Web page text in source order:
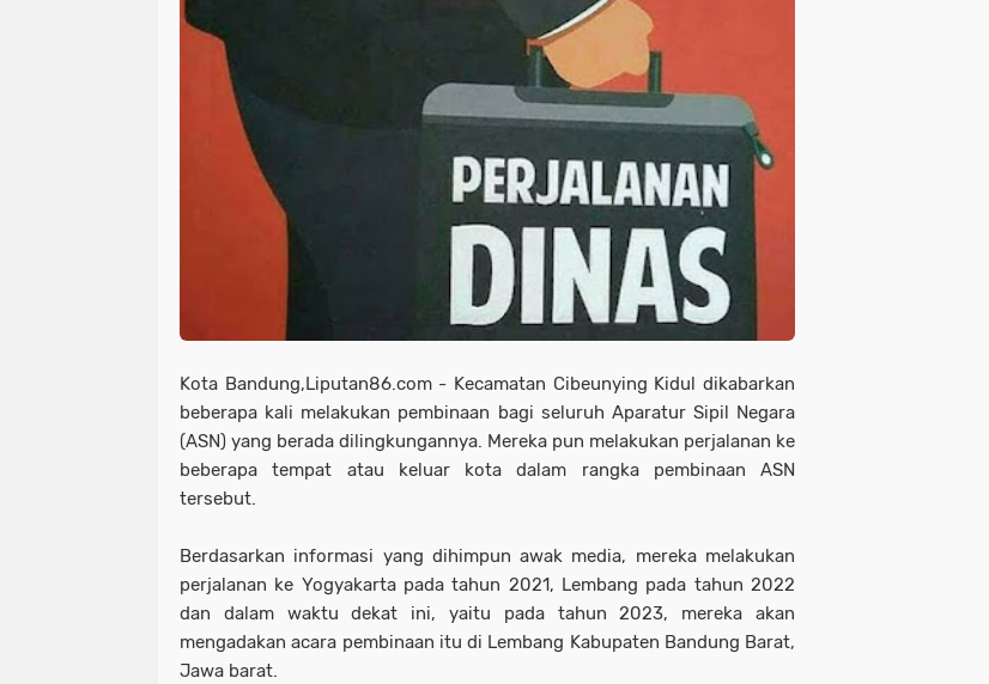
Kota Bandung,Liputan86.com - Kecamatan Cibeunying Kidul dikabarkan
beberapa kali melakukan pembinaan bagi seluruh Aparatur Sipil Negara
(ASN) yang berada dilingkungannya. Mereka pun melakukan perjalanan ke
beberapa tempat atau keluar kota dalam rangka pembinaan ASN
tersebut.
Berdasarkan informasi yang dihimpun awak media, mereka melakukan
perjalanan ke Yogyakarta pada tahun 2021, Lembang pada tahun 2022
dan dalam waktu dekat ini, yaitu pada tahun 2023, mereka akan
mengadakan acara pembinaan itu di Lembang Kabupaten Bandung Barat,
Jawa barat.